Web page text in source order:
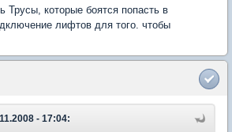
Трусы, которые боятся попасть в
лифтов для того. чтобы
- 17:04: